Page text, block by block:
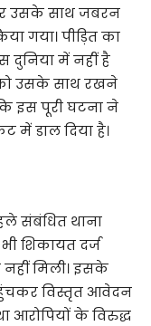
उसके साथ जबरन
गया। पीड़ित का
में नहीं है
उसके साथ रखने
इस पूरी घटना ने
में डाल दिया है।
संबंधित थाना
शिकायत दर्ज
नहीं मिली। इसके
विस्तृत आवेदन
आरोपियों के विरुद्ध